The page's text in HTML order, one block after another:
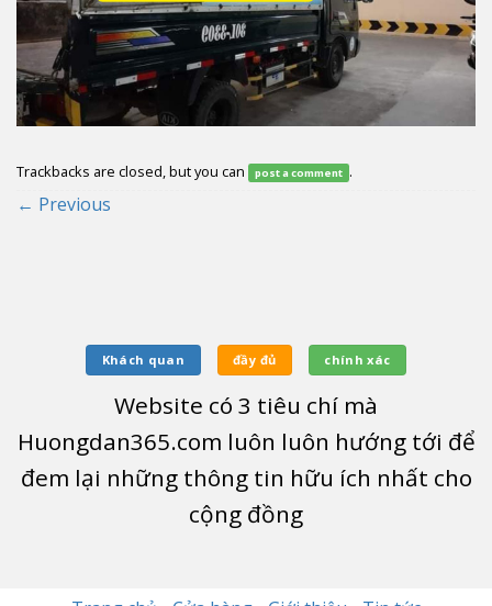
Trackbacks are closed, but you can post a comment .
← Previous
Khách quan đầy đủ chính xác
Website có 3 tiêu chí mà
Huongdan365.com luôn luôn hướng tới để
đem lại những thông tin hữu ích nhất cho
cộng đồng